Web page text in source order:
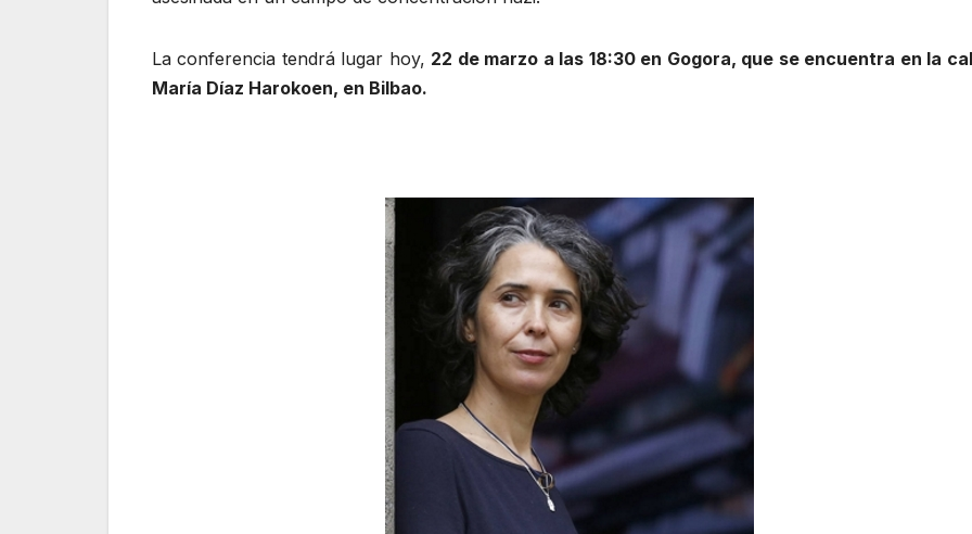
La conferencia tendrá lugar hoy, 22 de marzo a las 18:30 en Gogora, que se encuentra en la
María Díaz Harokoen, en Bilbao.